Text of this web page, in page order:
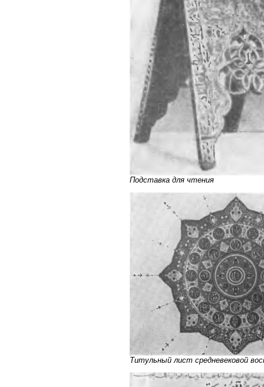
Подставка для чтения
Титульный лист средневековой